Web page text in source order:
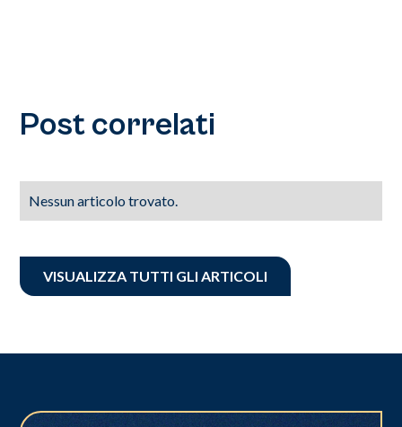
Post correlati
Nessun articolo trovato.
VISUALIZZA TUTTI GLI ARTICOLI